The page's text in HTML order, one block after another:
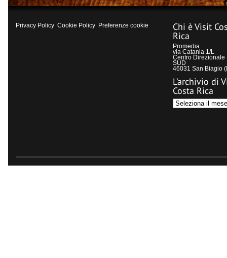
Privacy Policy Cookie Policy Preferenze cookie Chi è Visit
Rica
Promedia
via Catania 1/L
Centro Direzionale
SUD
46031 San Biagio
L’archivio di
Costa Rica
L’archivio
di